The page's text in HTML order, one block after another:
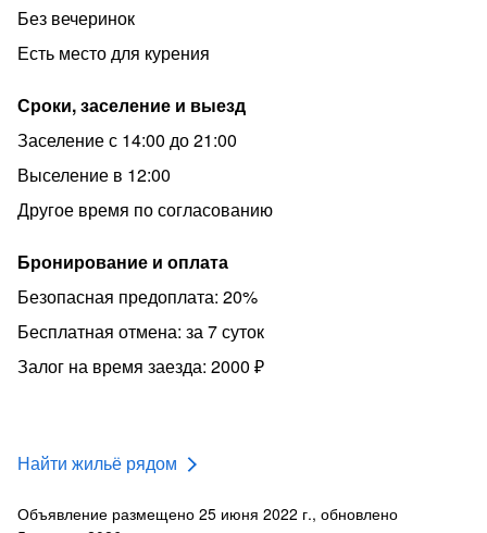
Без вечеринок
Есть место для курения
Сроки, заселение и выезд
Заселение с 14:00 до 21:00
Выселение в 12:00
Другое время по согласованию
Бронирование и оплата
Безопасная предоплата: 20%
Бесплатная отмена: за 7 суток
Залог на время заезда: 2000 ₽
Найти жильё рядом
Объявление размещено 25 июня 2022 г., обновлено